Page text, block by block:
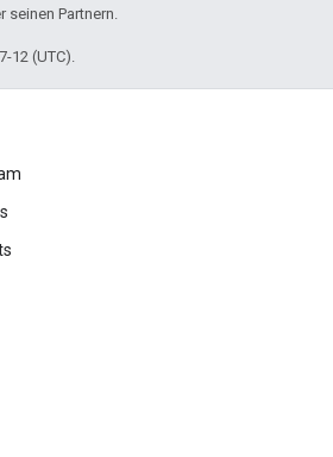
seinen Partnern.
12 (UTC).